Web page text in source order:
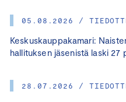
05.08.2026 /
Keskuskauppakamari:
hallituksen jäsenistä laski 27
28.07.2026 /